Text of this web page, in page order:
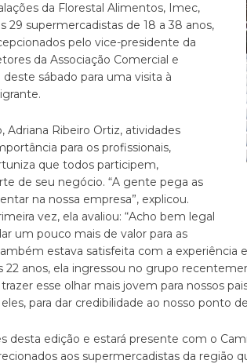
da Florestal Alimentos, Imec,
29 supermercadistas de 18 a 38 anos,
pelo vice-presidente da
da Associação Comercial e
sábado para uma visita à
Adriana Ribeiro Ortiz, atividades
para os profissionais,
que todos participem,
de seu negócio. “A gente pega as
na nossa empresa”, explicou.
vez, ela avaliou: “Acho bem legal
um pouco mais de valor para as
estava satisfeita com a experiência
22 anos, ela ingressou no grupo
esse olhar mais jovem para nossos
para dar credibilidade ao nosso ponto
desta edição e estará presente com o
aos supermercadistas da região